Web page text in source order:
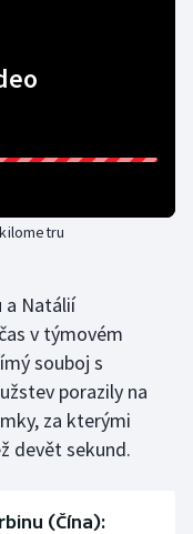
a Natálií
v týmovém
souboj s
porazily na
za kterými
devět sekund.
(Čína):